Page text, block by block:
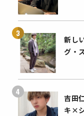
新し
グ・
吉田
キ×